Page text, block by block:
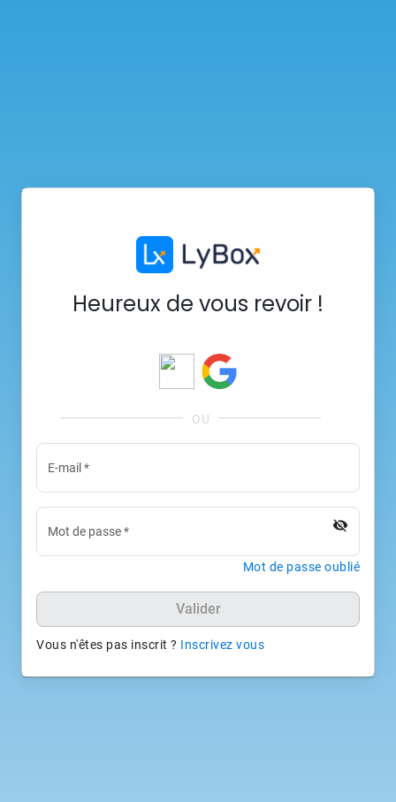
Heureux de vous revoir !
E-mail *
Mot de passe* visibility_off
Mot de passe oublié
Valider
Vous n'êtes pas inscrit ? Inscrivez vous